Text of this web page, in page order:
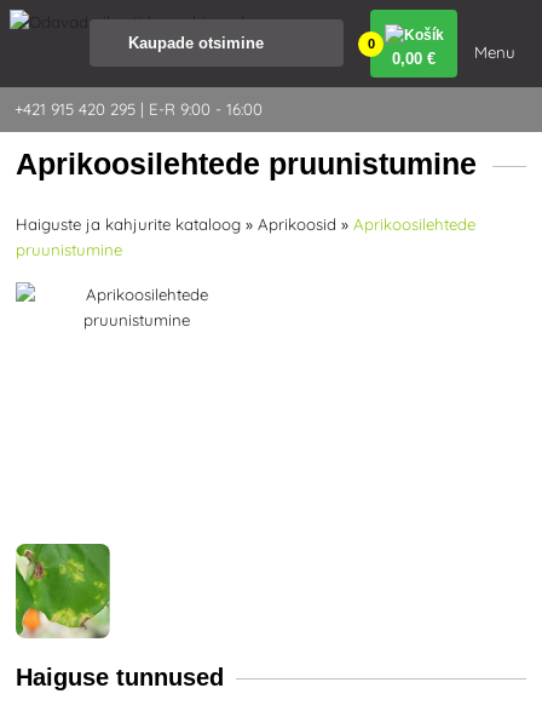
+421 915 420 295 | E-R 9:00 - 16:00
0
0,00 € Menu
Aprikoosilehtede pruunistumine
Haiguste ja kahjurite kataloog »Aprikoosid »Aprikoosilehtede
pruunistumine
Haiguse tunnused